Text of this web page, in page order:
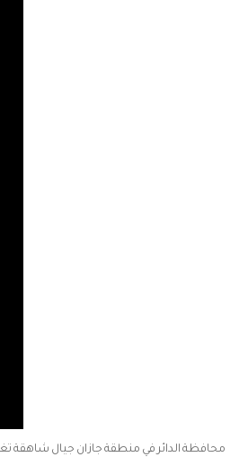
محافظة الدائر في منطقة جازان جيال شاهقة